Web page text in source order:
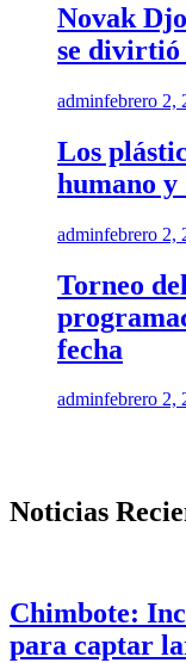
Novak
se divirtió
adminfebrero 2,
Los
humano y
adminfebrero 2,
Torneo
fecha
adminfebrero 2,
Noticias
Chimbote:
para captar